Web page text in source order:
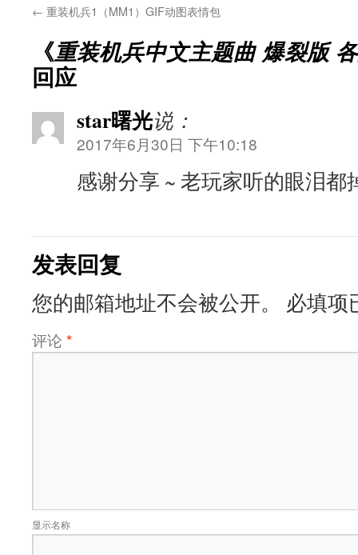
← 重装机兵1（MM1）GIF动图表情包
《重装机兵中文主题曲 爆裂版
回应
star曙光说：
2017年6月30日 下午10:18
感谢分享 ~ 老玩家听的眼泪都
发表回复
您的邮箱地址不会被公开。 必填项
评论 *
显示名称